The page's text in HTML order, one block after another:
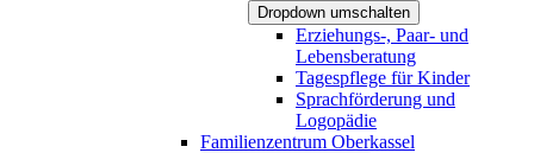
Dropdown umschalten
Erziehungs-, Paar- und
Lebensberatung
Tagespflege für Kinder
Sprachförderung und
Logopädie
Familienzentrum Oberkassel